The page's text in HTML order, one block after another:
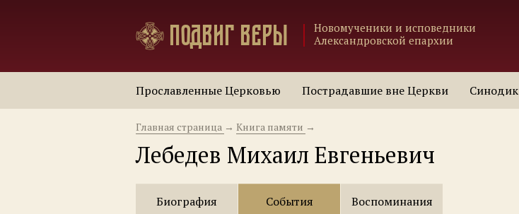
Подвиг веры
Новомученики и исповедники
Александровской епархии
Прославленные Церковью Пострадавшие вне Церкви Синодик
Главная страница → Книга памяти →
Лебедев Михаил Евгеньевич
Биография События Воспоминания